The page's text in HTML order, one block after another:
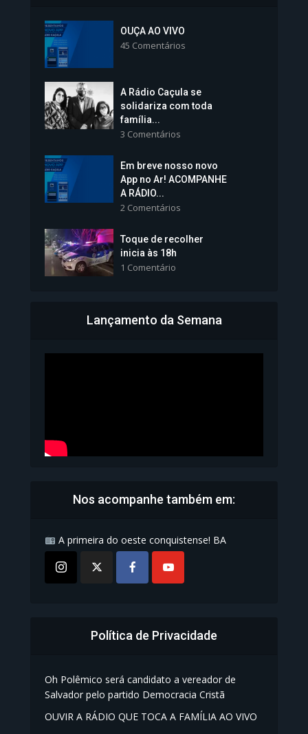
Colégios da Polícia...
Vice-Prefeita Sheila Lemos
tomará posse nesta...
1.101 Modos de exibição
Bahia inicia emissão da
OUÇA AO VIVO
45 Comentários
A Rádio Caçula se
solidariza com toda
família...
3 Comentários
Em breve nosso novo
App no Ar! ACOMPANHE
A RÁDIO...
2 Comentários
Toque de recolher
inicia às 18h
1 Comentário
Lançamento da Semana
Nos acompanhe também em:
A primeira do oeste conquistense! BA
Política de Privacidade
Oh Polêmico será candidato a vereador de
Salvador pelo partido Democracia Cristã
OUVIR A RÁDIO QUE TOCA A FAMÍLIA AO VIVO